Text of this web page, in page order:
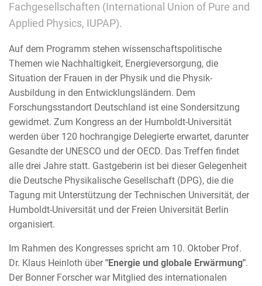
Fachgesellschaften (International Union of Pure and
Applied Physics, IUPAP).
Auf dem Programm stehen wissenschaftspolitische
Themen wie Nachhaltigkeit, Energieversorgung, die
Situation der Frauen in der Physik und die Physik-
Ausbildung in den Entwicklungsländern. Dem
Forschungsstandort Deutschland ist eine Sondersitzung
gewidmet. Zum Kongress an der Humboldt-Universität
werden über 120 hochrangige Delegierte erwartet, darunter
Gesandte der UNESCO und der OECD. Das Treffen findet
alle drei Jahre statt. Gastgeberin ist bei dieser Gelegenheit
die Deutsche Physikalische Gesellschaft (DPG), die die
Tagung mit Unterstützung der Technischen Universität, der
Humboldt-Universität und der Freien Universität Berlin
organisiert.
Im Rahmen des Kongresses spricht am 10. Oktober Prof.
Dr. Klaus Heinloth über"Energie und globale Erwärmung".
Der Bonner Forscher war Mitglied des internationalen